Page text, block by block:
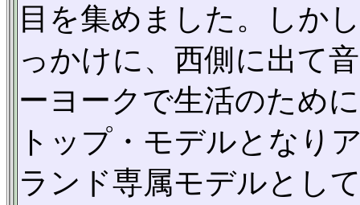
目を集めました。しか
っかけに、西側に出て
ーヨークで生活のため
トップ・モデルとなり
ランド専属モデルとし